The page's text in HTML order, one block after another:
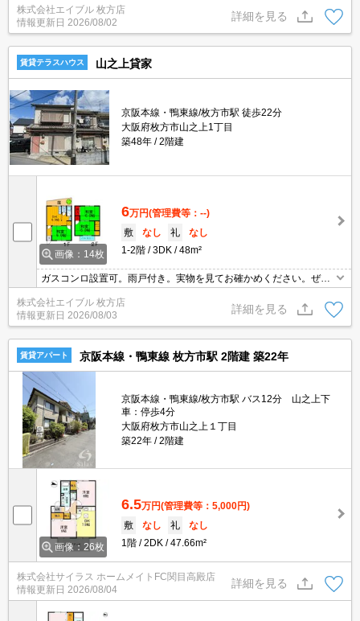
株式会社エイブル 枚方店
情報更新日 2026/08/02
詳細を見る
賃貸テラスハウス 山之上貸家
京阪本線・鴨東線/枚方市駅 徒歩22分
大阪府枚方市山之上1丁目
築48年
2階建
画像：14枚
6万円(管理費等：--)
敷
なし 礼
なし
1-2階
3DK 48m²
ガスコンロ設置可。雨戸付き。実物を見てお確かめください。ぜひ
お問合せください。初期費用分割払い可（保険料除く）。
株式会社エイブル 枚方店
情報更新日 2026/08/03
詳細を見る
賃貸アパート 京阪本線・鴨東線 枚方市駅 2階建 築22年
京阪本線・鴨東線/枚方市駅 バス12分 山之上下
車：停歩4分
大阪府枚方市山之上１丁目
築22年
2階建
画像：26枚
6.5万円(管理費等：5,000円)
敷
なし 礼
なし
1階
2DK 47.66m²
株式会社サイラス ホームメイトFC関目高殿店
情報更新日 2026/08/04
詳細を見る